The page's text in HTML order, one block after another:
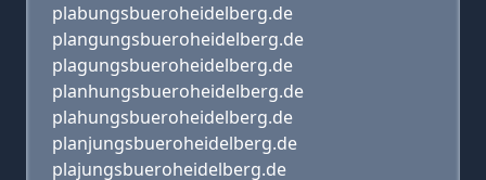
plabungsbueroheidelberg.de
plangungsbueroheidelberg.de
plagungsbueroheidelberg.de
planhungsbueroheidelberg.de
plahungsbueroheidelberg.de
planjungsbueroheidelberg.de
plajungsbueroheidelberg.de